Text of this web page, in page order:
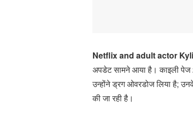
Netflix and adult actor
अपडेट सामने आया है। काइली पेज
उन्होंने ड्रग ओवरडोज लिया है;
की जा रही है।